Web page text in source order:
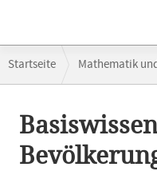
Navigation
Startseite Mathematik